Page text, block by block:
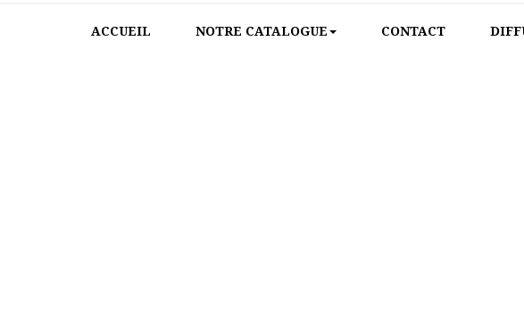
ACCUEIL NOTRE CATALOGUE CONTACT